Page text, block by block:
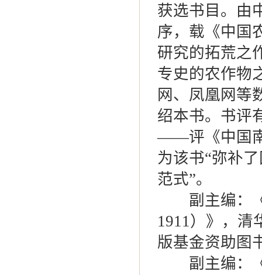
获选书目。由
序，载《中国
研究的拓荒之
专史的农作物
网、凤凰网等
绍本书。书评
——评《中国南
为该书“弥补
范式”。
副主编：《
1911）》，清
版基金资助图
副主编：《